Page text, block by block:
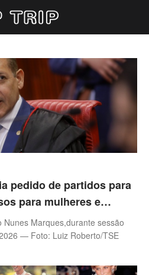
pedido de partidos para
para mulheres e
Marques,durante sessão
— Foto: Luiz Roberto/TSE